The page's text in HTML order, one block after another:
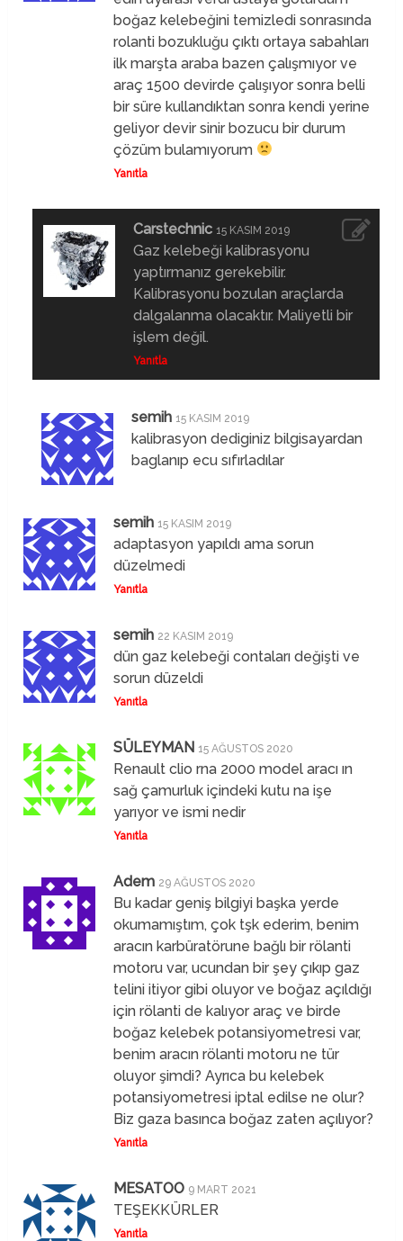
boğaz kelebeğini temizledi sonrasında
rolanti bozukluğu çıktı ortaya sabahları
ilk marşta araba bazen çalışmıyor ve
araç 1500 devirde çalışıyor sonra belli
bir süre kullandıktan sonra kendi yerine
geliyor devir sinir bozucu bir durum
çözüm bulamıyorum
Yanıtla
Carstechnic 15 KASIM 2019
Gaz kelebeği kalibrasyonu
yaptırmanız gerekebilir.
Kalibrasyonu bozulan araçlarda
dalgalanma olacaktır. Maliyetli bir
işlem değil.
Yanıtla
semih 15 KASIM 2019
kalibrasyon dediginiz bilgisayardan
baglanıp ecu sıfırladılar
semih 15 KASIM 2019
adaptasyon yapıldı ama sorun
düzelmedi
Yanıtla
semih 22 KASIM 2019
dün gaz kelebeği contaları değişti ve
sorun düzeldi
Yanıtla
SÜLEYMAN 15 AĞUSTOS 2020
Renault clio rna 2000 model aracı ın
sağ çamurluk içindeki kutu na işe
yarıyor ve ismi nedir
Yanıtla
Adem 29 AĞUSTOS 2020
Bu kadar geniş bilgiyi başka yerde
okumamıştım, çok tşk ederim, benim
aracın karbüratörune bağlı bir rölanti
motoru var, ucundan bir şey çıkıp gaz
telini itiyor gibi oluyor ve boğaz açıldığı
için rölanti de kalıyor araç ve birde
boğaz kelebek potansiyometresi var,
benim aracın rölanti motoru ne tür
oluyor şimdi? Ayrıca bu kelebek
potansiyometresi iptal edilse ne olur?
Biz gaza basınca boğaz zaten açılıyor?
Yanıtla
MESATOO 9 MART 2021
TEŞEKKÜRLER
Yanıtla